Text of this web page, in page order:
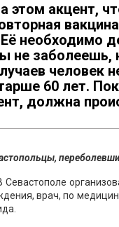
этом акцент,
необходимо
не заболеешь,
человек
60 лет.
должна
врач, по